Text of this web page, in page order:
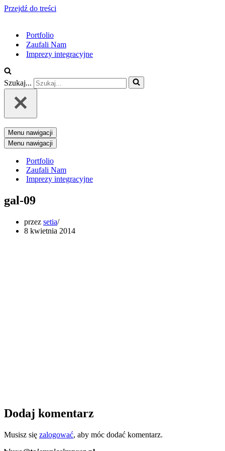
Przejdź do treści
Portfolio
Zaufali Nam
Imprezy integracyjne
Szukaj...
Menu nawigacji
Menu nawigacji
Portfolio
Zaufali Nam
Imprezy integracyjne
gal-09
przez setia
8 kwietnia 2014
Dodaj komentarz
Musisz się zalogować, aby móc dodać komentarz.